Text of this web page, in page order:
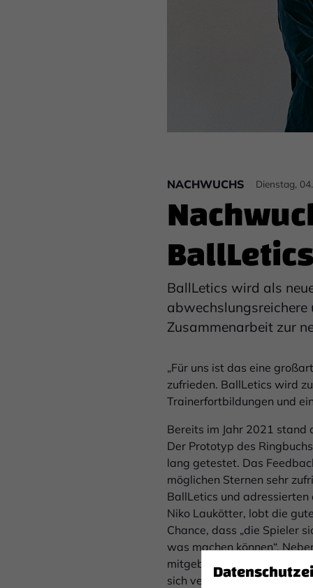
NACHWUCHS Dienstag,
BallLetics
BallLetics wird als
Zusammenarbeit zur
„Für uns ist das eine
zufrieden. BallLetics wird
Trainerfortbildungen und
Bereits im Jahr 2021 stand
Der Prototyp des
lang getestet. Das
möglichen Sternen sehr
BallLetics und
Niko Laukötter, lobt die
Chance, dass „die Spieler
was machen können“.
mitgeben“, sodass mehr
sich verbessern möchte.“